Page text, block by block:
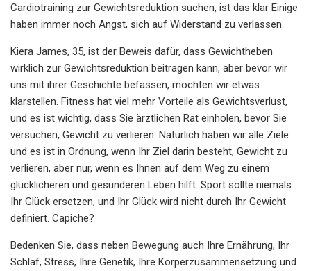
Cardiotraining zur Gewichtsreduktion suchen, ist das klar Einige
haben immer noch Angst, sich auf Widerstand zu verlassen.
Kiera James, 35, ist der Beweis dafür, dass Gewichtheben
wirklich zur Gewichtsreduktion beitragen kann, aber bevor wir
uns mit ihrer Geschichte befassen, möchten wir etwas
klarstellen. Fitness hat viel mehr Vorteile als Gewichtsverlust,
und es ist wichtig, dass Sie ärztlichen Rat einholen, bevor Sie
versuchen, Gewicht zu verlieren. Natürlich haben wir alle Ziele
und es ist in Ordnung, wenn Ihr Ziel darin besteht, Gewicht zu
verlieren, aber nur, wenn es Ihnen auf dem Weg zu einem
glücklicheren und gesünderen Leben hilft. Sport sollte niemals
Ihr Glück ersetzen, und Ihr Glück wird nicht durch Ihr Gewicht
definiert. Capiche?
Bedenken Sie, dass neben Bewegung auch Ihre Ernährung, Ihr
Schlaf, Stress, Ihre Genetik, Ihre Körperzusammensetzung und